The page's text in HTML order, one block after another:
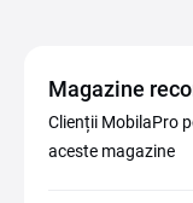
Magazine
Clienții MobilaPro
aceste magazine